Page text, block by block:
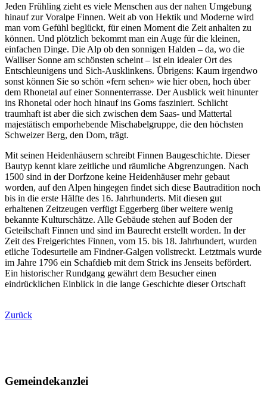
Jeden Frühling zieht es viele Menschen aus der nahen Umgebung
hinauf zur Voralpe Finnen. Weit ab von Hektik und Moderne wird
man vom Gefühl beglückt, für einen Moment die Zeit anhalten zu
können. Und plötzlich bekommt man ein Auge für die kleinen,
einfachen Dinge. Die Alp ob den sonnigen Halden – da, wo die
Walliser Sonne am schönsten scheint – ist ein idealer Ort des
Entschleunigens und Sich-Ausklinkens. Übrigens: Kaum irgendwo
sonst können Sie so schön «fern sehen» wie hier oben, hoch über
dem Rhonetal auf einer Sonnenterrasse. Der Ausblick weit hinunter
ins Rhonetal oder hoch hinauf ins Goms fasziniert. Schlicht
traumhaft ist aber die sich zwischen dem Saas- und Mattertal
majestätisch emporhebende Mischabelgruppe, die den höchsten
Schweizer Berg, den Dom, trägt.
Mit seinen Heidenhäusern schreibt Finnen Baugeschichte. Dieser
Bautyp kennt klare zeitliche und räumliche Abgrenzungen. Nach
1500 sind in der Dorfzone keine Heidenhäuser mehr gebaut
worden, auf den Alpen hingegen findet sich diese Bautradition noch
bis in die erste Hälfte des 16. Jahrhunderts. Mit diesen gut
erhaltenen Zeitzeugen verfügt Eggerberg über weitere wenig
bekannte Kulturschätze. Alle Gebäude stehen auf Boden der
Geteilschaft Finnen und sind im Baurecht erstellt worden. In der
Zeit des Freigerichtes Finnen, vom 15. bis 18. Jahrhundert, wurden
etliche Todesurteile am Findner-Galgen vollstreckt. Letztmals wurde
im Jahre 1796 ein Schafdieb mit dem Strick ins Jenseits befördert.
Ein historischer Rundgang gewährt dem Besucher einen
eindrücklichen Einblick in die lange Geschichte dieser Ortschaft
Zurück
Gemeindekanzlei